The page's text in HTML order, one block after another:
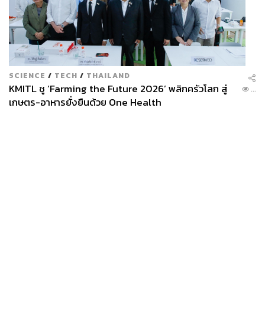
TAGS: ธุรกิจ Co-working space Advertorial
การทำงาน
เฟรเซอร์ส พร็อพเพอร์ตี้ ลิมิเต็ด
Work from Home
SCIENCE / TECH / THAILAND
KMITL ชู ‘Farming the Future 2026’ พลิกครัวโลก สู่
เกษตร-อาหารยั่งยืนด้วย One Health
...